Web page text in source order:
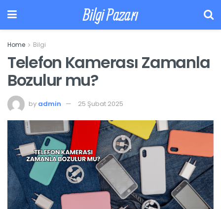
Bilgi Pazarı
Home Bilgi
Telefon Kamerası Zamanla
Bozulur mu?
by admin 25 Şubat 2025